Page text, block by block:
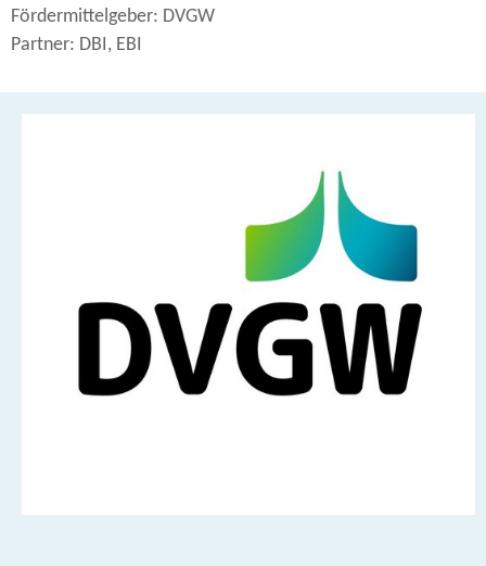
Fördermittelgeber: DVGW
Partner: DBI, EBI